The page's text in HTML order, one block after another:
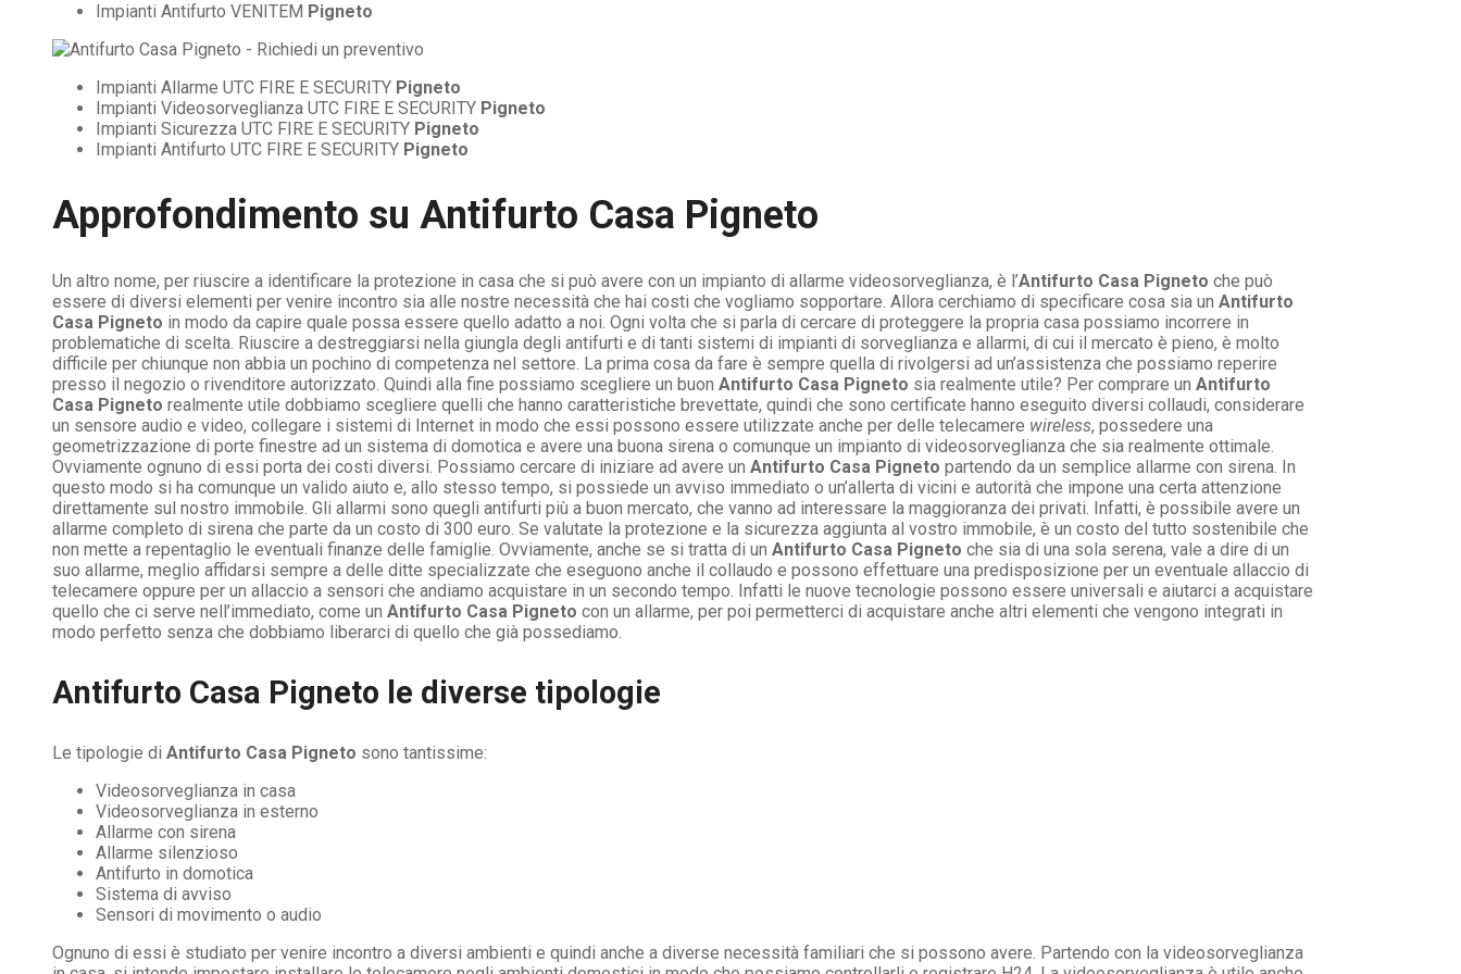
Impianti Antifurto VENITEM Pigneto
Impianti Allarme UTC FIRE E SECURITY Pigneto
Impianti Videosorveglianza UTC FIRE E SECURITY Pigneto
Impianti Sicurezza UTC FIRE E SECURITY Pigneto
Impianti Antifurto UTC FIRE E SECURITY Pigneto
Approfondimento su Antifurto Casa Pigneto
Un altro nome, per riuscire a identificare la protezione in casa che si può avere con un impianto di allarme videosorveglianza, è l’Antifurto Casa Pigneto che può
essere di diversi elementi per venire incontro sia alle nostre necessità che hai costi che vogliamo sopportare. Allora cerchiamo di specificare cosa sia un Antifurto
Casa Pigneto in modo da capire quale possa essere quello adatto a noi. Ogni volta che si parla di cercare di proteggere la propria casa possiamo incorrere in
problematiche di scelta. Riuscire a destreggiarsi nella giungla degli antifurti e di tanti sistemi di impianti di sorveglianza e allarmi, di cui il mercato è pieno, è molto
difficile per chiunque non abbia un pochino di competenza nel settore. La prima cosa da fare è sempre quella di rivolgersi ad un’assistenza che possiamo reperire
presso il negozio o rivenditore autorizzato. Quindi alla fine possiamo scegliere un buon Antifurto Casa Pigneto sia realmente utile? Per comprare un Antifurto
Casa Pigneto realmente utile dobbiamo scegliere quelli che hanno caratteristiche brevettate, quindi che sono certificate hanno eseguito diversi collaudi, considerare
un sensore audio e video, collegare i sistemi di Internet in modo che essi possono essere utilizzate anche per delle telecamere wireless, possedere una
geometrizzazione di porte finestre ad un sistema di domotica e avere una buona sirena o comunque un impianto di videosorveglianza che sia realmente ottimale.
Ovviamente ognuno di essi porta dei costi diversi. Possiamo cercare di iniziare ad avere un Antifurto Casa Pigneto partendo da un semplice allarme con sirena. In
questo modo si ha comunque un valido aiuto e, allo stesso tempo, si possiede un avviso immediato o un’allerta di vicini e autorità che impone una certa attenzione
direttamente sul nostro immobile. Gli allarmi sono quegli antifurti più a buon mercato, che vanno ad interessare la maggioranza dei privati. Infatti, è possibile avere un
allarme completo di sirena che parte da un costo di 300 euro. Se valutate la protezione e la sicurezza aggiunta al vostro immobile, è un costo del tutto sostenibile che
non mette a repentaglio le eventuali finanze delle famiglie. Ovviamente, anche se si tratta di un Antifurto Casa Pigneto che sia di una sola serena, vale a dire di un
suo allarme, meglio affidarsi sempre a delle ditte specializzate che eseguono anche il collaudo e possono effettuare una predisposizione per un eventuale allaccio di
telecamere oppure per un allaccio a sensori che andiamo acquistare in un secondo tempo. Infatti le nuove tecnologie possono essere universali e aiutarci a acquistare
quello che ci serve nell’immediato, come un Antifurto Casa Pigneto con un allarme, per poi permetterci di acquistare anche altri elementi che vengono integrati in
modo perfetto senza che dobbiamo liberarci di quello che già possediamo.
Antifurto Casa Pigneto le diverse tipologie
Le tipologie di Antifurto Casa Pigneto sono tantissime:
Videosorveglianza in casa
Videosorveglianza in esterno
Allarme con sirena
Allarme silenzioso
Antifurto in domotica
Sistema di avviso
Sensori di movimento o audio
Ognuno di essi è studiato per venire incontro a diversi ambienti e quindi anche a diverse necessità familiari che si possono avere. Partendo con la videosorveglianza